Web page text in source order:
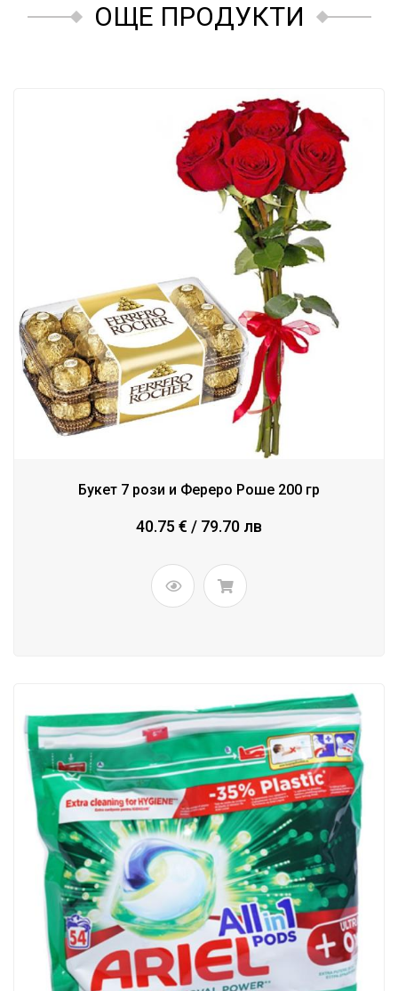
ОЩЕ ПРОДУКТИ
Букет 7 рози и Фереро Роше 200 гр
40.75 € / 79.70 лв